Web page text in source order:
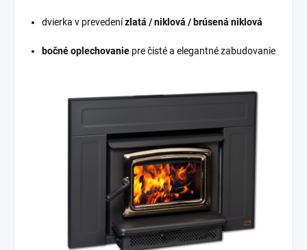
dvierka v prevedenízlatá / niklová / brúsená niklová
bočné oplechovanie pre čisté a elegantné zabudovanie